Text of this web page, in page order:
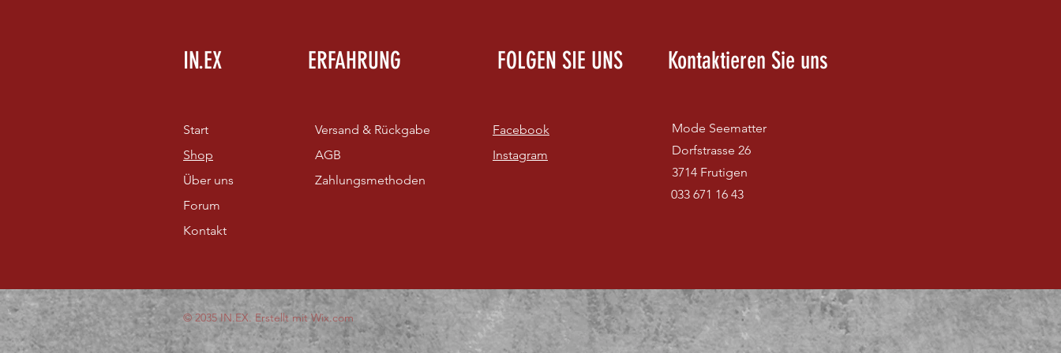
IN.EX ERFAHRUNG FOLGEN SIE UNS Kontaktieren Sie uns
Start
Shop
Über uns
Forum
Kontakt
Versand & Rückgabe
AGB
Zahlungsmethoden
Facebook
Instagram
Mode Seematter
Dorfstrasse 26
3714 Frutigen
033 671 16 43
© 2035 IN.EX. Erstellt mitWix.com